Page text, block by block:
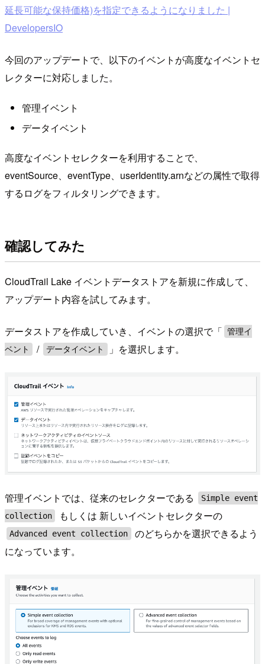
延長可能な保持価格)を指定できるようになりました |
DevelopersIO
今回のアップデートで、以下のイベントが高度なイベントセ
レクターに対応しました。
管理イベント
データイベント
高度なイベントセレクターを利用することで、
eventSource、eventType、userIdentity.arnなどの属性で取得
するログをフィルタリングできます。
確認してみた
CloudTrail Lake イベントデータストアを新規に作成して、
アップデート内容を試してみます。
データストアを作成していき、イベントの選択で「 管理イ
ベント
/ データイベント 」を選択します。
管理イベントでは、従来のセレクターである
Simple event
collection
もしくは 新しいイベントセレクターの
Advanced event collection
のどちらかを選択できるよう
になっています。